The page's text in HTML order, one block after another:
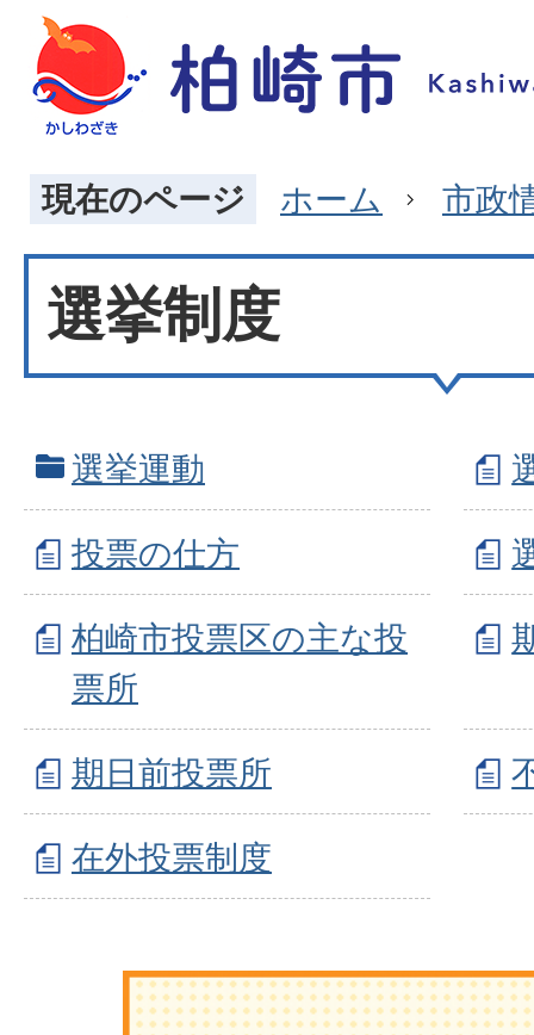
現在のページ ホーム 市政
選挙制度
選挙運動
投票の仕方
柏崎市投票区の主な投
票所
期日前投票所
在外投票制度